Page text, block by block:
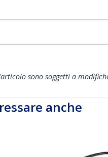
sono soggetti a
anche